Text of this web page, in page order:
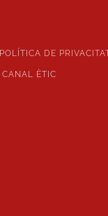
POLÍTICA DE
CANAL ÈTIC